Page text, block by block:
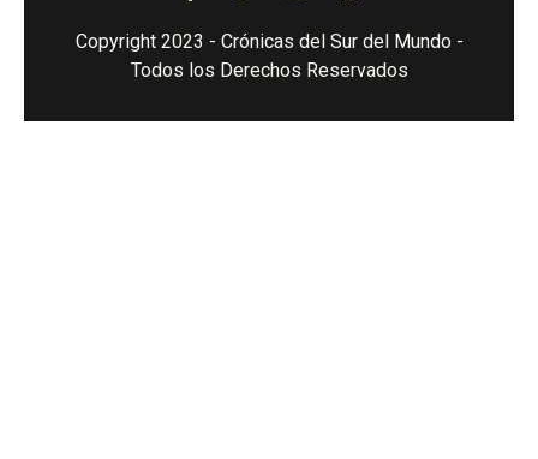
Copyright 2023 - Crónicas del Sur del Mundo -
Todos los Derechos Reservados